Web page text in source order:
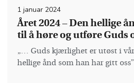
1 januar 2024
Året 2024 – Den hellige
til å høre og utføre Guds
„… Guds kjærlighet er utøst i
hellige ånd som han har gitt